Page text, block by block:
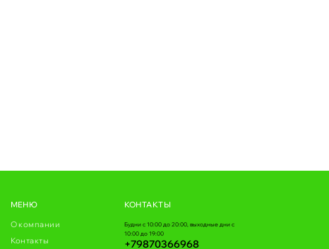
МЕНЮ
О компании
Контакты
КОНТАКТЫ
Будни с 10:00 до 20:00, выходные дни с
10:00 до 19:00
+79870366968